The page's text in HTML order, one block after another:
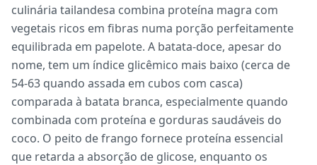
culinária tailandesa combina proteína magra com
vegetais ricos em fibras numa porção perfeitamente
equilibrada em papelote. A batata-doce, apesar do
nome, tem um índice glicêmico mais baixo (cerca de
54-63 quando assada em cubos com casca)
comparada à batata branca, especialmente quando
combinada com proteína e gorduras saudáveis do
coco. O peito de frango fornece proteína essencial
que retarda a absorção de glicose, enquanto os